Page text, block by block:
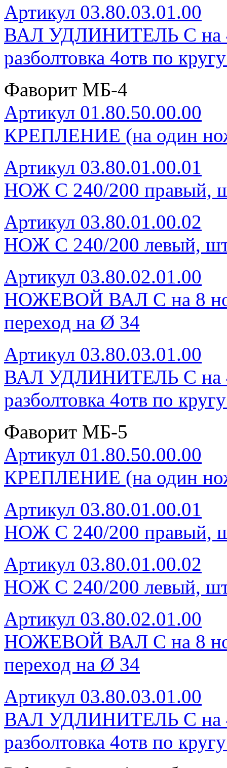
Артикул 03.80.03.01.00
ВАЛ УДЛИНИТЕЛЬ С на 4
разболтовка 4отв по
Фаворит МБ-4
Артикул 01.80.50.00.00
КРЕПЛЕНИЕ (на один
Артикул 03.80.01.00.01
НОЖ С 240/200 правый,
Артикул 03.80.01.00.02
НОЖ С 240/200 левый,
Артикул 03.80.02.01.00
НОЖЕВОЙ ВАЛ С на 8
переход на Ø 34
Артикул 03.80.03.01.00
ВАЛ УДЛИНИТЕЛЬ С на 4
разболтовка 4отв по
Фаворит МБ-5
Артикул 01.80.50.00.00
КРЕПЛЕНИЕ (на один
Артикул 03.80.01.00.01
НОЖ С 240/200 правый,
Артикул 03.80.01.00.02
НОЖ С 240/200 левый,
Артикул 03.80.02.01.00
НОЖЕВОЙ ВАЛ С на 8
переход на Ø 34
Артикул 03.80.03.01.00
ВАЛ УДЛИНИТЕЛЬ С на 4
разболтовка 4отв по